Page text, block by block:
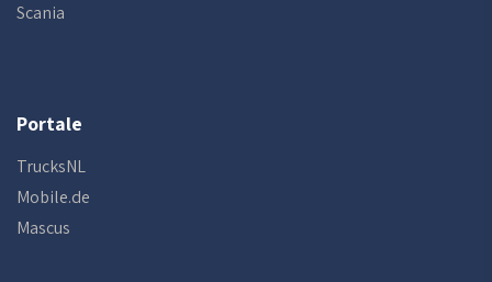
Scania
Portale
TrucksNL
Mobile.de
Mascus